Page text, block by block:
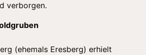
verborgen.
(ehemals Eresberg) erhielt